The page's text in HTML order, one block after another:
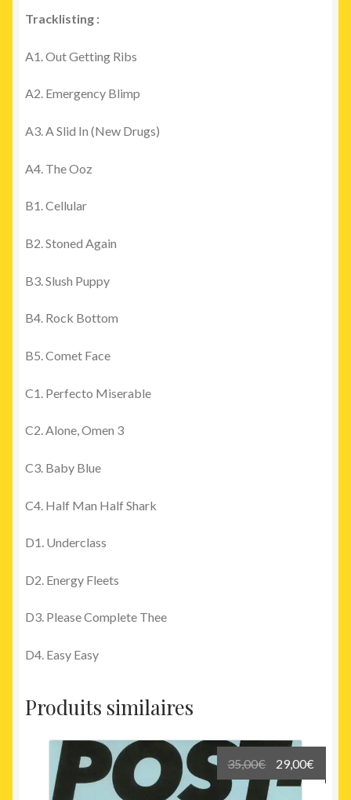
Tracklisting :
A1. Out Getting Ribs
A2. Emergency Blimp
A3. A Slid In (New Drugs)
A4. The Ooz
B1. Cellular
B2. Stoned Again
B3. Slush Puppy
B4. Rock Bottom
B5. Comet Face
C1. Perfecto Miserable
C2. Alone, Omen 3
C3. Baby Blue
C4. Half Man Half Shark
D1. Underclass
D2. Energy Fleets
D3. Please Complete Thee
D4. Easy Easy
Produits similaires
35,00€
Le
prix
29,00€
prix